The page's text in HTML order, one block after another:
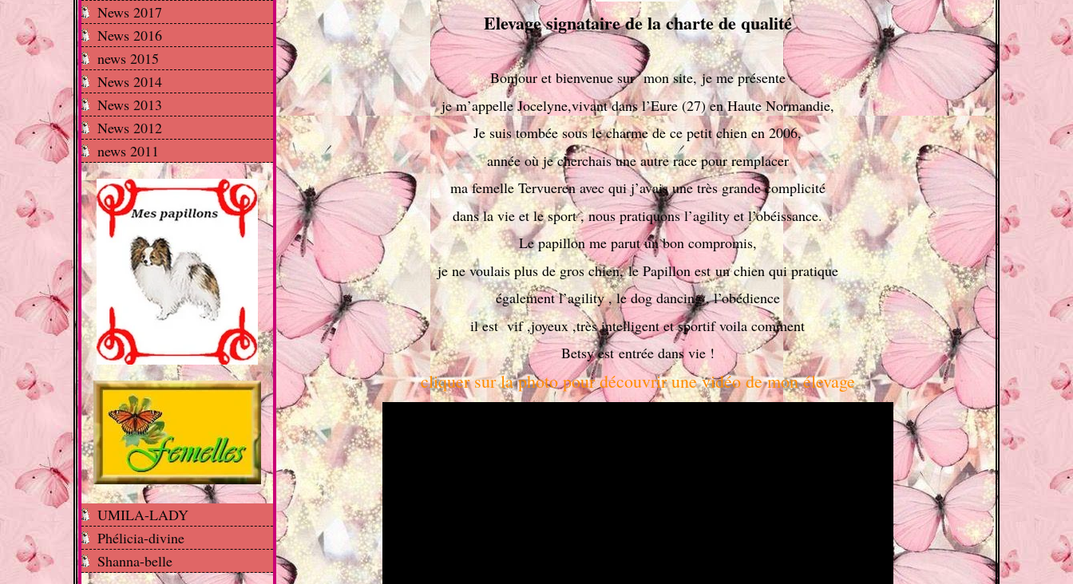
News 2017
News 2016
news 2015
News 2014
News 2013
News 2012
news 2011
UMILA-LADY
Phélicia-divine
Shanna-belle
Elevage signataire de la charte de qualité
Bonjour et bienvenue sur mon site, je me présente
je m’appelle Jocelyne,vivant dans l’Eure (27) en Haute Normandie,
Je suis tombée sous le charme de ce petit chien en 2006,
année où je cherchais une autre race pour remplacer
ma femelle Tervueren avec qui j’avais une très grande complicité
dans la vie et le sport , nous pratiquons l’agility et l’obéissance.
Le papillon me parut un bon compromis,
je ne voulais plus de gros chien, le Papillon est un chien qui pratique
également l’agility , le dog dancing , l’obédience
il est vif ,joyeux ,très intelligent et sportif voila comment
Betsy est entrée dans vie !
cliquer sur la photo pour découvrir une vidéo de mon élevage